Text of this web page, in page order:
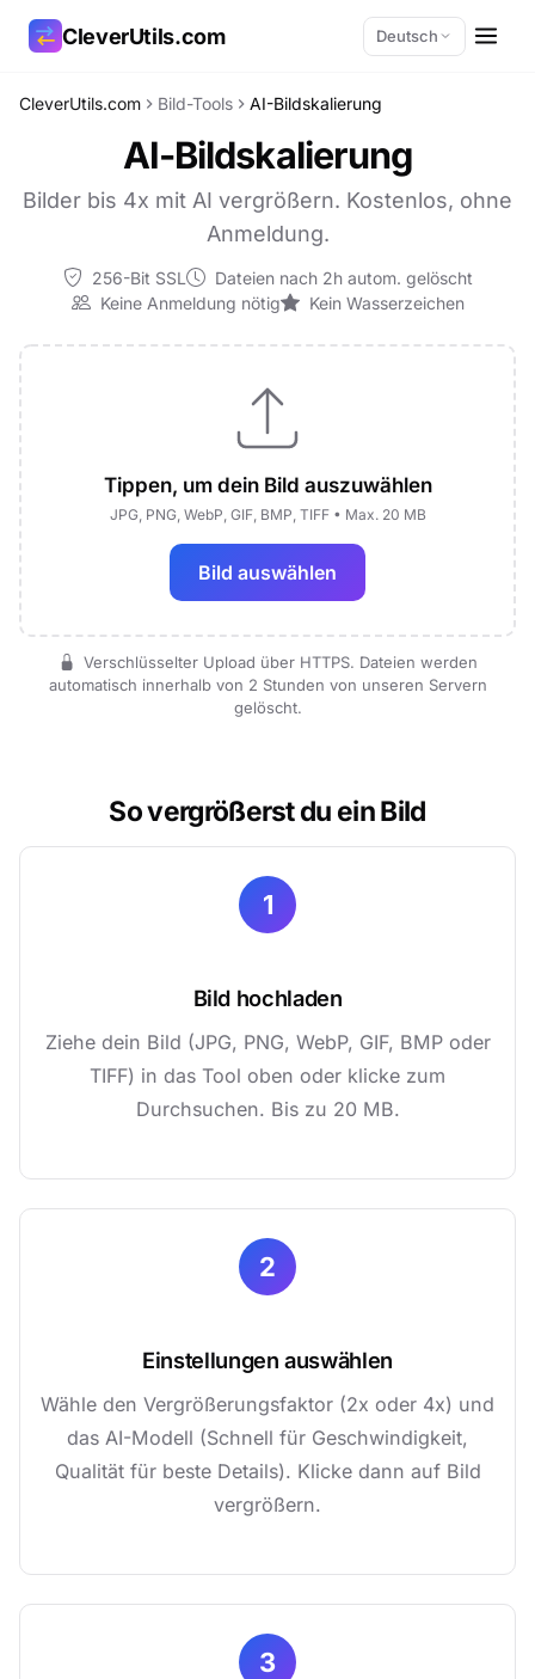
CleverUtils.com Deutsch
CleverUtils.com Bild-Tools AI-Bildskalierung
AI-Bildskalierung
Bilder bis 4x mit AI vergrößern. Kostenlos, ohne
Anmeldung.
256-Bit SSL
Dateien nach 2h autom. gelöscht
Keine Anmeldung nötig
Kein Wasserzeichen
Tippen, um dein Bild auszuwählen
JPG, PNG, WebP, GIF, BMP, TIFF • Max. 20 MB
Bild auswählen
Verschlüsselter Upload über HTTPS. Dateien werden
automatisch innerhalb von 2 Stunden von unseren Servern
gelöscht.
So vergrößerst du ein Bild
1
Bild hochladen
Ziehe dein Bild (JPG, PNG, WebP, GIF, BMP oder
TIFF) in das Tool oben oder klicke zum
Durchsuchen. Bis zu 20 MB.
2
Einstellungen auswählen
Wähle den Vergrößerungsfaktor (2x oder 4x) und
das AI-Modell (Schnell für Geschwindigkeit,
Qualität für beste Details). Klicke dann auf Bild
vergrößern.
3
Link kopieren